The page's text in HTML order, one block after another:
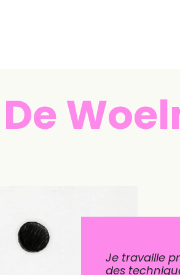
Je travaille
des